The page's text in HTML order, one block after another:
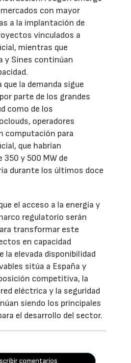
con mayor
a la implantación de
vinculados a
mientras que
y Sines continúan
la demanda sigue
parte de los grandes
como de los
operadores
computación para
que habrían
y 500 MW de
durante los últimos doce
el acceso a la energía y
regulatorio serán
transformar este
en capacidad
la elevada disponibilidad
sitúa a España y
competitiva, la
eléctrica y la seguridad
siendo los principales
el desarrollo del sector.
comentarios